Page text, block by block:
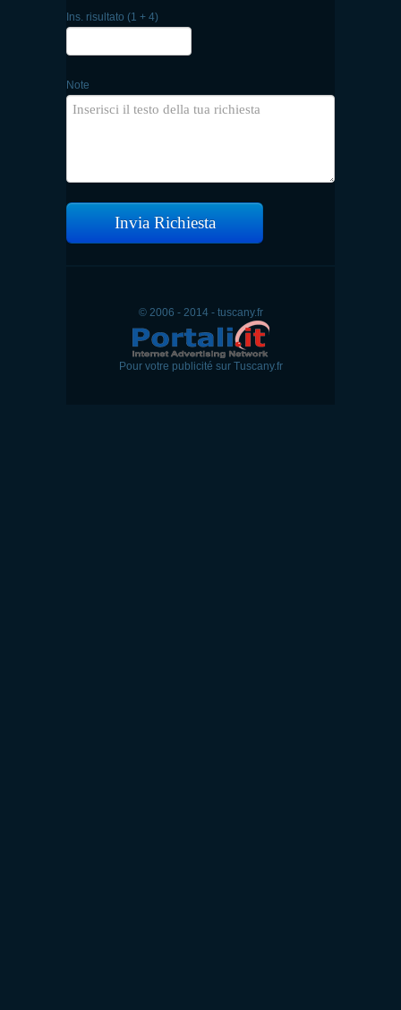
Ins. risultato (1 + 4)
Note
Invia Richiesta
© 2006 - 2014 - tuscany.fr
Pour votre publicité sur Tuscany.fr